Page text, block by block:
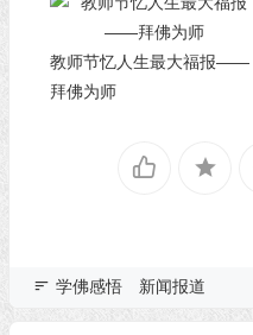
教师节忆人生最大福报——
拜佛为师
学佛感悟 新闻报道